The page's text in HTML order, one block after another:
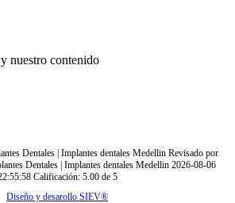
nuestro contenido
Dentales | Implantes dentales Medellin Revisado por
Dentales | Implantes dentales Medellin 2026-08-06
Calificación: 5.00 de 5
Diseño y desarollo SIEV®